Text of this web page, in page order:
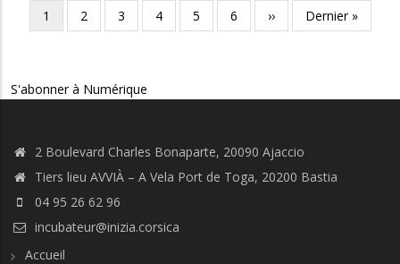
Pagination
Page
courante
1 Page
2 Page
3 Page
4 Page
5 Page
6
Page
suivante
››
Dernière
page
Dernier »
S'abonner à Numérique
2 Boulevard Charles Bonaparte, 20090 Ajaccio
Tiers lieu AVVIÀ – A Vela Port de Toga, 20200 Bastia
04 95 26 62 96
incubateur@inizia.corsica
Accueil